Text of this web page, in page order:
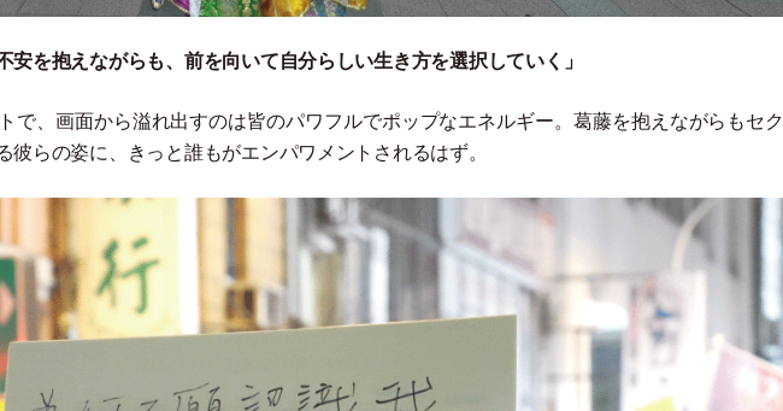
安を抱えながらも、前を向いて自分らしい生き方を選択していく 」
で、画面から溢れ出すのは皆のパワフルでポップなエネルギー。葛藤を抱えながらもセク
彼らの姿に、きっと誰もがエンパワメントされるはず。